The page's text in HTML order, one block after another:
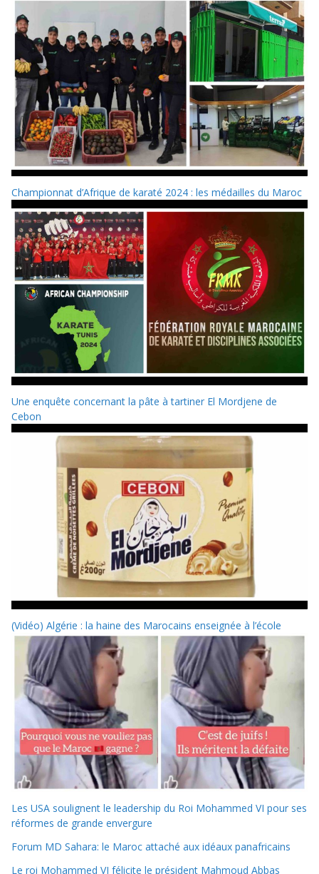
Championnat d’Afrique de karaté 2024 : les médailles du Maroc
Une enquête concernant la pâte à tartiner El Mordjene de
Cebon
(Vidéo) Algérie : la haine des Marocains enseignée à l’école
Les USA soulignent le leadership du Roi Mohammed VI pour ses
réformes de grande envergure
Forum MD Sahara: le Maroc attaché aux idéaux panafricains
Le roi Mohammed VI félicite le président Mahmoud Abbas